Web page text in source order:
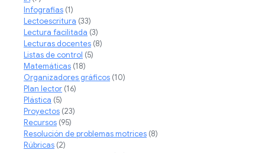
Infografias (1)
Lectoescritura (33)
Lectura facilitada (3)
Lecturas docentes (8)
Listas de control (5)
Matemáticas (18)
Organizadores gráficos (10)
Plan lector (16)
Plástica (5)
Proyectos (23)
Recursos (95)
Resolución de problemas motrices (8)
Rúbricas (2)